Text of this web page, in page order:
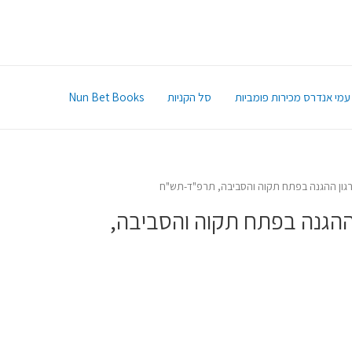
עמי אנדרס מכירות פומביות סל הקניות Nun Bet Books
ההגנה בפתח תקוה והסביבה, תרפ"ד-תש"ח
בפתח תקוה והסביבה,